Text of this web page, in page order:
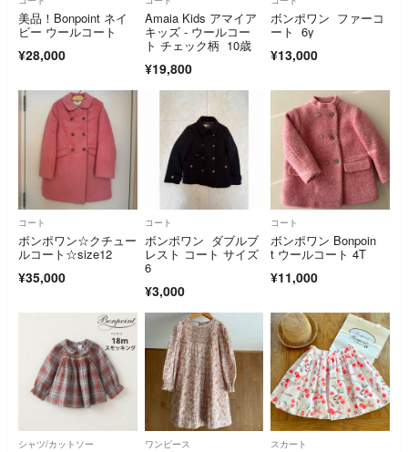
美品！Bonpoint ネイ
ビー ウールコート
¥28,000
Amaia Kids アマイア
キッズ - ウールコー
ト チェック柄 10歳
¥19,800
ボンポワン ファーコ
ート 6y
¥13,000
コート
ボンポワン☆クチュー
ルコート☆size12
¥35,000
コート
ボンポワン ダブルブ
レスト コート サイズ
6
¥3,000
コート
ボンポワン Bonpoin
t ウールコート 4T
¥11,000
シャツ/カットソー ワンピース スカート